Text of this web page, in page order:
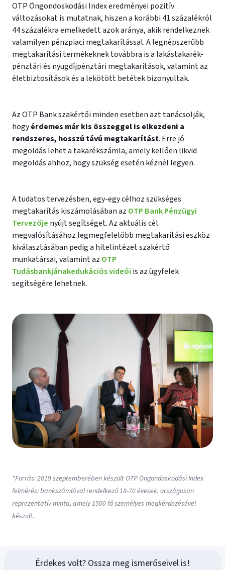
OTP Öngondoskodási Index eredményei pozitív
változásokat is mutatnak, hiszen a korábbi 41 százalékról
44 százalékra emelkedett azok aránya, akik rendelkeznek
valamilyen pénzpiaci megtakarítással. A legnépszerűbb
megtakarítási termékeknek továbbra is a lakástakarék-
pénztári és nyugdíjpénztári megtakarítások, valamint az
életbiztosítások és a lekötött betétek bizonyultak.
Az OTP Bank szakértői minden esetben azt tanácsolják,
hogyérdemes már kis összeggel is elkezdeni a
rendszeres, hosszú távú megtakarítást. Erre jó
megoldás lehet a takarékszámla, amely kellően likvid
megoldás ahhoz, hogy szükség esetén kéznél legyen.
A tudatos tervezésben, egy-egy célhoz szükséges
megtakarítás kiszámolásában az OTP Bank Pénzügyi
Tervezője nyújt segítséget. Az aktuális cél
megvalósításához legmegfelelőbb megtakarítási eszköz
kiválasztásában pedig a hitelintézet szakértő
munkatársai, valamint az OTP
Tudásbankjánakedukációs videói is az ügyfelek
segítségére lehetnek.
*Forrás: 2019 szeptemberében készült OTP Öngondoskodási Index
felmérés: bankszámlával rendelkező 18-70 évesek, országosan
reprezentatív minta, amely 1500 fő személyes megkérdezésével
készült.
Érdekes volt? Ossza meg ismerőseivel is!